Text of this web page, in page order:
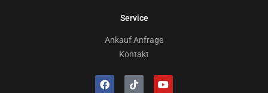
Service
Ankauf Anfrage
Kontakt